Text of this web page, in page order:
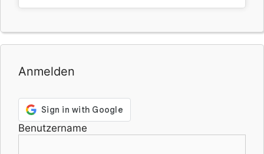
Anmelden
Benutzername